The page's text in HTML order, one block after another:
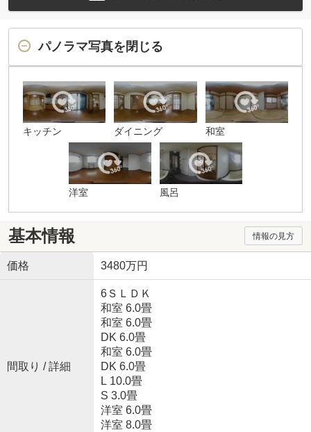
パノラマ写真を閉じる
キッチン ダイニング 和室
洋室 風呂
基本情報 情報の見方
価格 3480万円
間取り / 詳細
6ＳＬＤＫ
和室 6.0畳
和室 6.0畳
DK 6.0畳
和室 6.0畳
DK 6.0畳
L 10.0畳
S 3.0畳
洋室 6.0畳
洋室 8.0畳